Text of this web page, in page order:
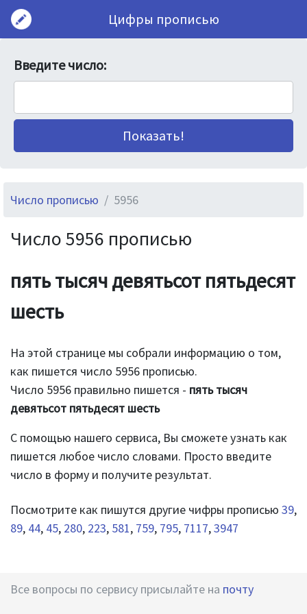
Цифры прописью
Введите число:
Число прописью 5956
Число 5956 прописью
пять тысяч девятьсот пятьдесят
шесть
На этой странице мы собрали информацию о том,
как пишется число 5956 прописью.
Число 5956 правильно пишется - пять тысяч
девятьсот пятьдесят шесть
С помощью нашего сервиса, Вы сможете узнать как
пишется любое число словами. Просто введите
число в форму и получите результат.
Посмотрите как пишутся другие чифры прописью 39,
89, 44, 45, 280, 223, 581, 759, 795, 7117,3947
Все вопросы по сервису присылайте на почту